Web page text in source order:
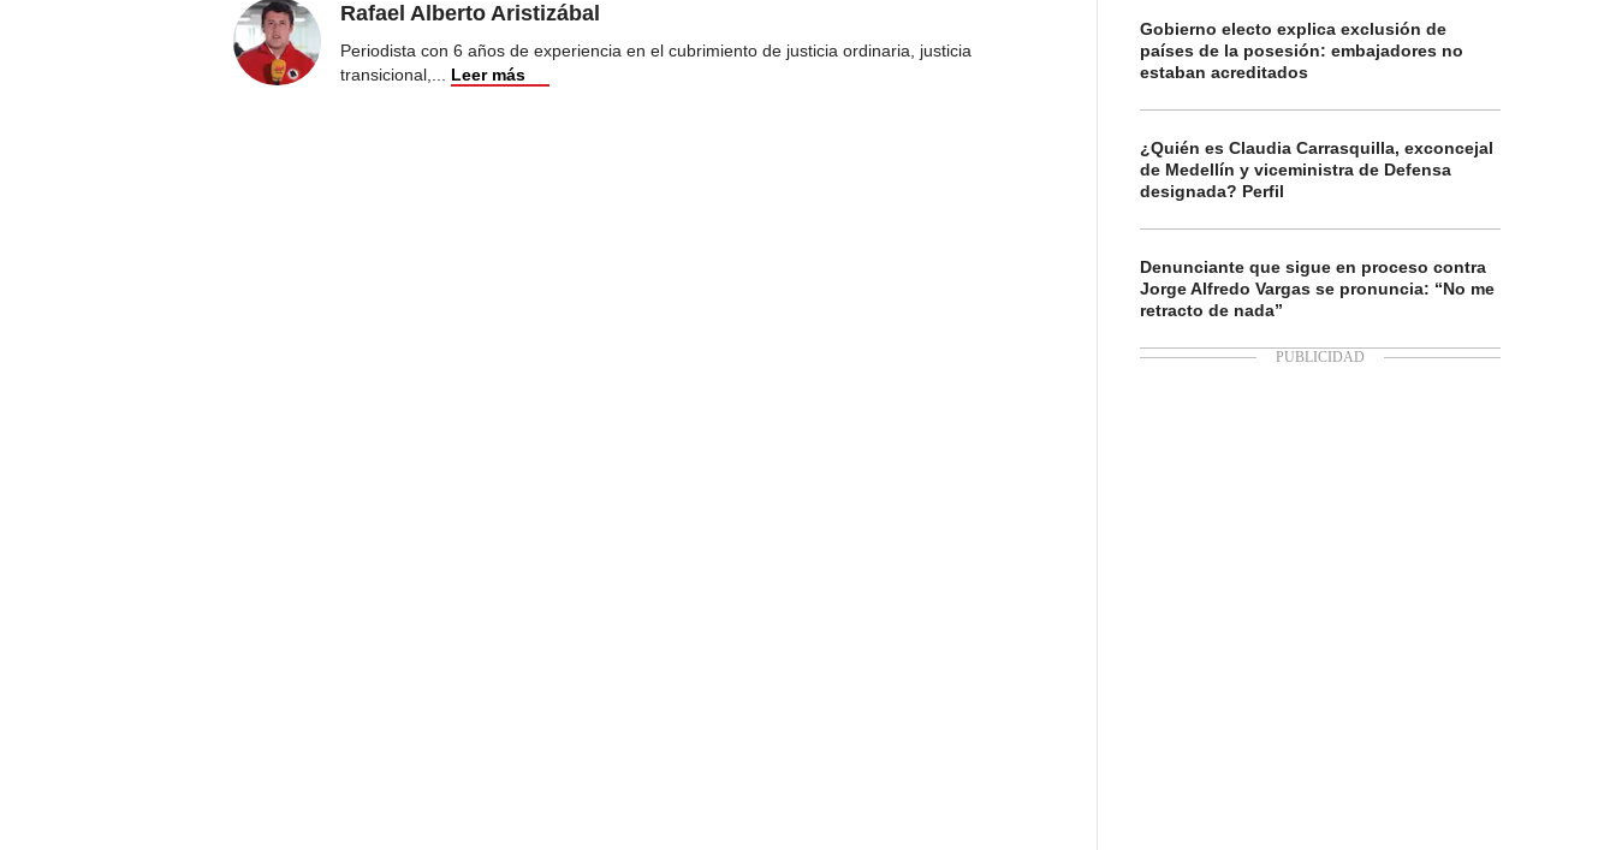
Rafael Alberto Aristizábal
Periodista con 6 años de experiencia en el cubrimiento de justicia ordinaria, justicia
transicional,... Leer más
Gobierno electo explica exclusión de
países de la posesión: embajadores no
estaban acreditados
¿Quién es Claudia Carrasquilla, exconcejal
de Medellín y viceministra de Defensa
designada? Perfil
Denunciante que sigue en proceso contra
Jorge Alfredo Vargas se pronuncia: “No me
retracto de nada”